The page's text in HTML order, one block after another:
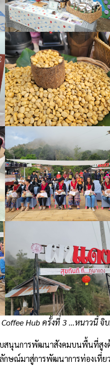
Coffee Hub ครั้งที่ 3 …หนาวนี้
สนุนการพัฒนาสังคมบนพื้นที่สูง
ณ์มาสู่การพัฒนาการท่องเที่ยว